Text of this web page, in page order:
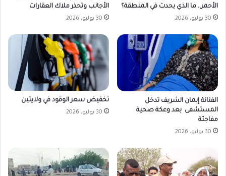
الأحمر.. ما الذي يحدث في المنطقة؟
30 يوليو، 2026
الأجانب وتحذر ملاك العقارات
30 يوليو، 2026
الفنانة إيمان الشريف تدخل
المستشفى بعد وعكة صحية
مفاجئة
30 يوليو، 2026
تخفيض سعر الوقود في ولايتين
30 يوليو، 2026